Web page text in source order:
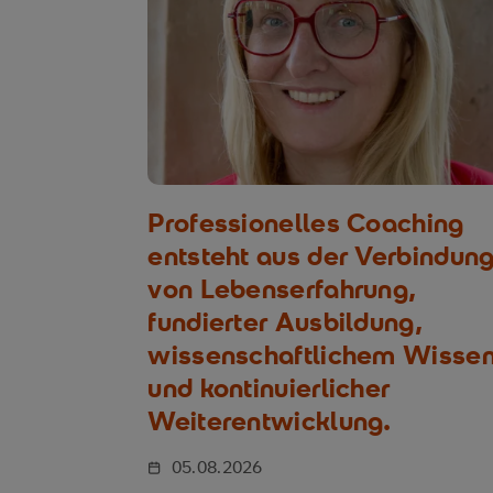
Professionelles Coaching
entsteht aus der
von Lebenserfahrung,
fundierter Ausbildung,
wissenschaftlichem
und kontinuierlicher
Weiterentwicklung.
05.08.2026